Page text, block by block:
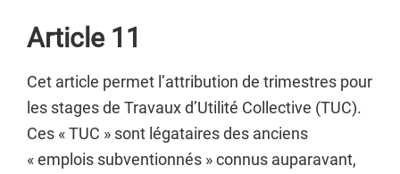
Article 11
Cet article permet l’attribution de trimestres pour
les stages de Travaux d’Utilité Collective (TUC).
Ces « TUC » sont légataires des anciens
« emplois subventionnés » connus auparavant,